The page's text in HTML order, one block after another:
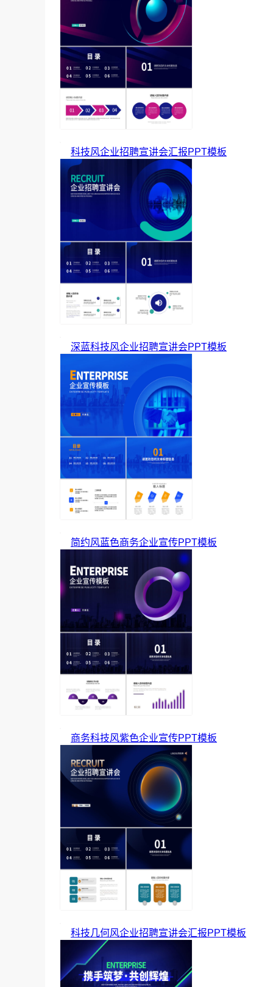
科技风企业招聘宣讲会汇报PPT模板
深蓝科技风企业招聘宣讲会PPT模板
简约风蓝色商务企业宣传PPT模板
商务科技风紫色企业宣传PPT模板
科技几何风企业招聘宣讲会汇报PPT模板